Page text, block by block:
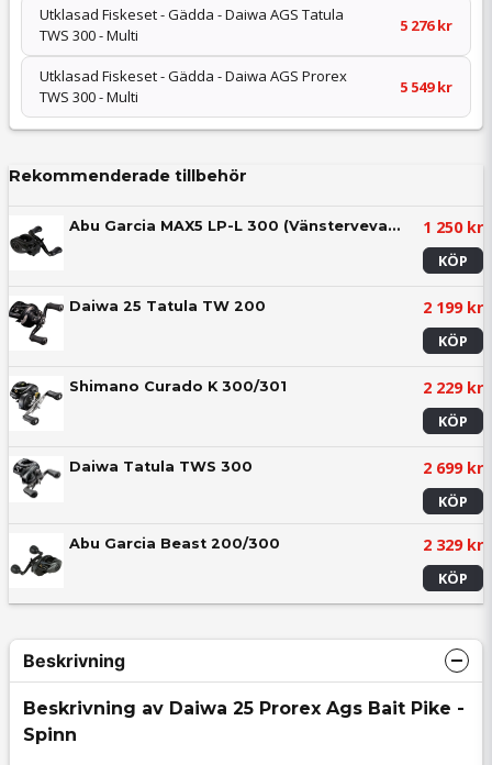
Utklasad Fiskeset - Gädda - Daiwa AGS Tatula
TWS 300 - Multi
5 276 kr
Utklasad Fiskeset - Gädda - Daiwa AGS Prorex
TWS 300 - Multi
5 549 kr
Rekommenderade tillbehör
Abu Garcia MAX5 LP-L 300 (Vänstervevad) 1 250 kr
KÖP
Daiwa 25 Tatula TW 200 2 199 kr
KÖP
Shimano Curado K 300/301 2 229 kr
KÖP
Daiwa Tatula TWS 300 2 699 kr
KÖP
Abu Garcia Beast 200/300 2 329 kr
KÖP
Beskrivning
Beskrivning av Daiwa 25 Prorex Ags Bait Pike -
Spinn